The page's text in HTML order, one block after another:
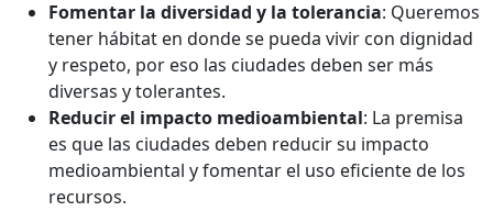
Fomentar la diversidad y la tolerancia: Queremos
tener hábitat en donde se pueda vivir con dignidad
y respeto, por eso las ciudades deben ser más
diversas y tolerantes.
Reducir el impacto medioambiental: La premisa
es que las ciudades deben reducir su impacto
medioambiental y fomentar el uso eficiente de los
recursos.